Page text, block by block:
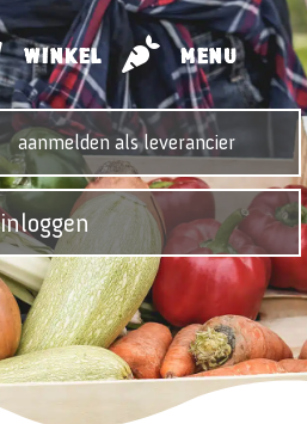
WINKEL MENU
aanmelden als leverancier
inloggen